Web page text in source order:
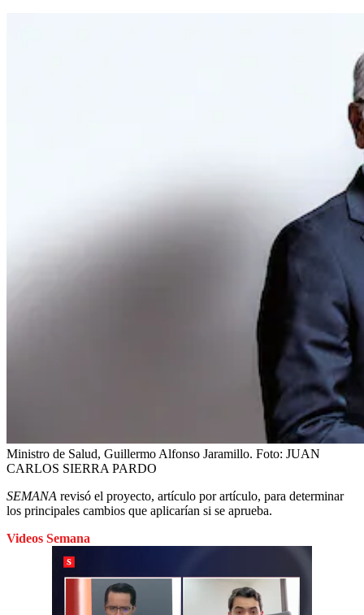
Ministro de Salud, Guillermo Alfonso Jaramillo. Foto: JUAN
CARLOS SIERRA PARDO
SEMANA revisó el proyecto, artículo por artículo, para determinar
los principales cambios que aplicarían si se aprueba.
Videos Semana